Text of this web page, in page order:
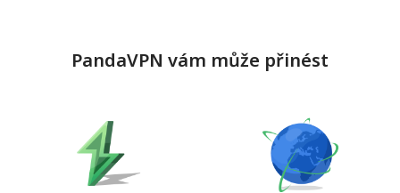
PandaVPN vám může přinést